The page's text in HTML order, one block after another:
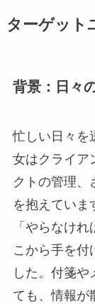
ターゲット
背景：日々
忙しい日々を
女はクライア
クトの管理、
を抱えていま
「やらなけ
こから手を付
した。付箋や
ても、情報が